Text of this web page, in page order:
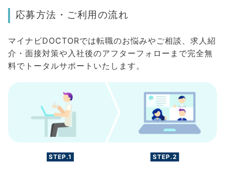
応募方法・ご利用の流れ
マイナビDOCTORでは転職のお悩みやご相談、求人紹
介・面接対策や入社後のアフターフォローまで完全無
料でトータルサポートいたします。
STEP.1 STEP.2